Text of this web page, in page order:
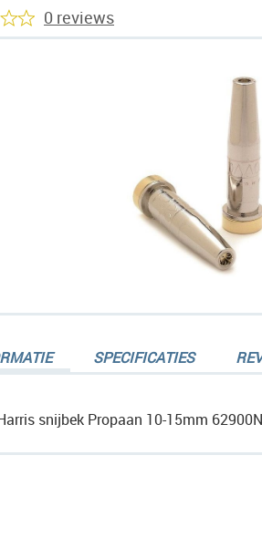
0 reviews
snijbek Propaan 10-15mm
SPECIFICATIES